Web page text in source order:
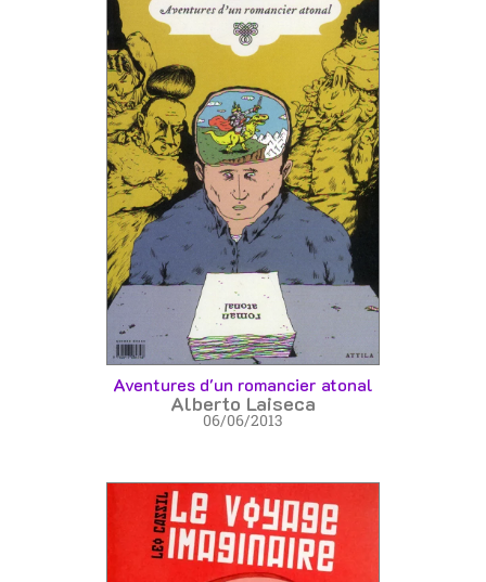
Aventures d'un romancier atonal
Alberto Laiseca
06/06/2013